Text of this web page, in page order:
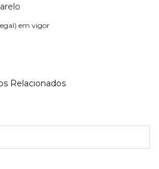
em vigor
Relacionados